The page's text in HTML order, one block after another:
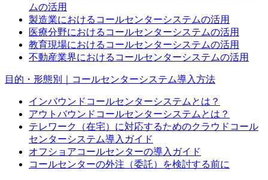
ムの活用
製造業におけるコールセンターシステムの活用
医療分野におけるコールセンターシステムの活用
教育現場におけるコールセンターシステムの活用
不動産業界におけるコールセンターシステムの活用
目的・形態別｜コールセンターシステム導入方法
インバウンドコールセンターシステムとは？
アウトバウンドコールセンターシステムとは？
テレワーク（在宅）に対応するためのクラウドコール
センターシステム導入ガイド
オフショアコールセンターの導入ガイド
コールセンターの外注（委託）を検討する前に